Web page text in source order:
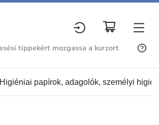
Higiéniai papírok, adagolók, személyi